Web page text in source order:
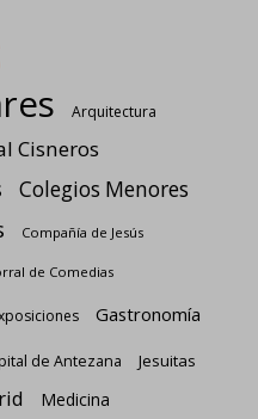
Arquitectura
Cisneros
Colegios Menores
Compañía de Jesús
de Comedias
Gastronomía
de Antezana Jesuitas
Medicina